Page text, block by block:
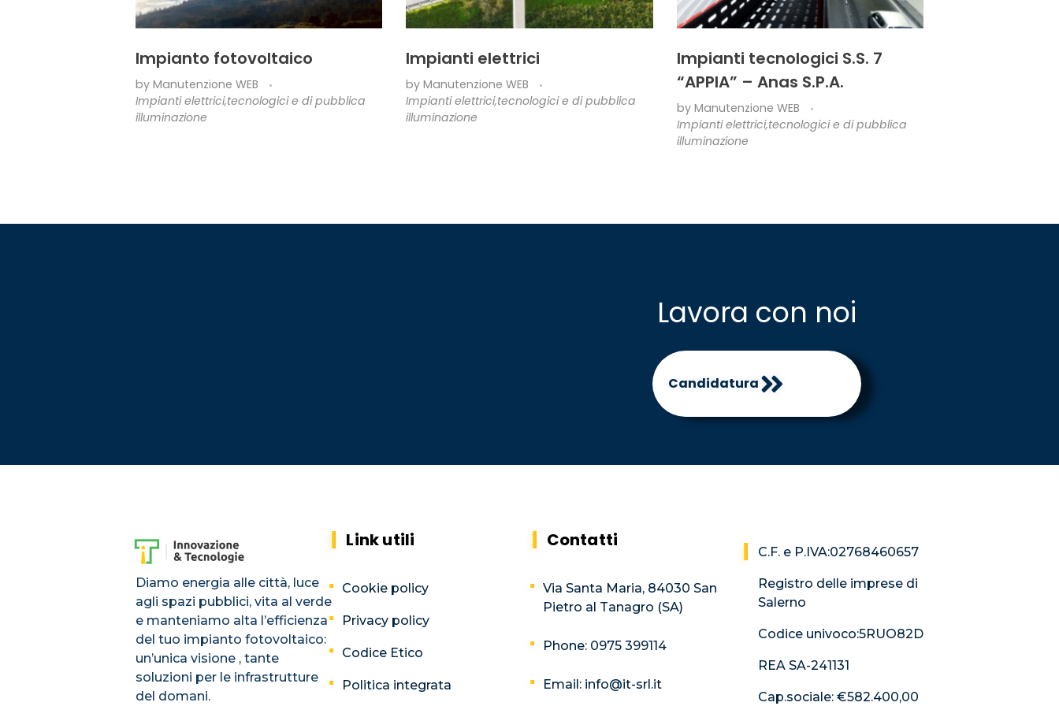
Impianto fotovoltaico
by Manutenzione WEB
Impianti elettrici,tecnologici e di pubblica
illuminazione
Impianti elettrici
by Manutenzione WEB
Impianti elettrici,tecnologici e di pubblica
illuminazione
Impianti tecnologici S.S. 7
“APPIA” – Anas S.P.A.
by Manutenzione WEB
Impianti elettrici,tecnologici e di pubblica
illuminazione
Lavora con noi
Candidatura
Diamo energia alle città, luce
agli spazi pubblici, vita al verde
e manteniamo alta l’efficienza
del tuo impianto fotovoltaico:
un’unica visione , tante
soluzioni per le infrastrutture
del domani.
Link utili
Cookie policy
Privacy policy
Codice Etico
Politica integrata
Contatti
Via Santa Maria, 84030 San
Pietro al Tanagro (SA)
Phone: 0975 399114
Email: info@it-srl.it
C.F. e P.IVA:02768460657
Registro delle imprese di
Salerno
Codice univoco:5RUO82D
REA SA-241131
Cap.sociale: €582.400,00